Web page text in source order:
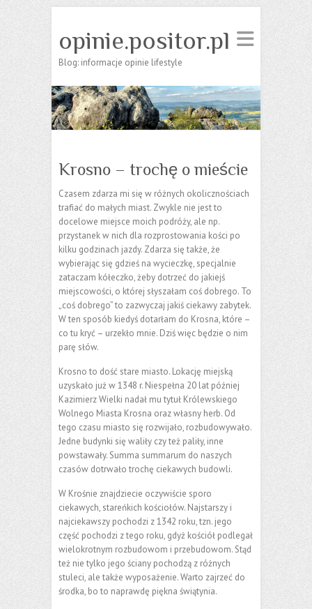
opinie.positor.pl
Blog: informacje opinie lifestyle
Krosno – trochę o mieście
Czasem zdarza mi się w różnych okolicznościach
trafiać do małych miast. Zwykle nie jest to
docelowe miejsce moich podróży, ale np.
przystanek w nich dla rozprostowania kości po
kilku godzinach jazdy. Zdarza się także, że
wybierając się gdzieś na wycieczkę, specjalnie
zataczam kółeczko, żeby dotrzeć do jakiejś
miejscowości, o której słyszałam coś dobrego. To
„coś dobrego” to zazwyczaj jakiś ciekawy zabytek.
W ten sposób kiedyś dotarłam do Krosna, które –
co tu kryć – urzekło mnie. Dziś więc będzie o nim
parę słów.
Krosno to dość stare miasto. Lokację miejską
uzyskało już w 1348 r. Niespełna 20 lat później
Kazimierz Wielki nadał mu tytuł Królewskiego
Wolnego Miasta Krosna oraz własny herb. Od
tego czasu miasto się rozwijało, rozbudowywało.
Jedne budynki się waliły czy też paliły, inne
powstawały. Summa summarum do naszych
czasów dotrwało trochę ciekawych budowli.
W Krośnie znajdziecie oczywiście sporo
ciekawych, stareńkich kościołów. Najstarszy i
najciekawszy pochodzi z 1342 roku, tzn. jego
część pochodzi z tego roku, gdyż kościół podlegał
wielokrotnym rozbudowom i przebudowom. Stąd
też nie tylko jego ściany pochodzą z różnych
stuleci, ale także wyposażenie. Warto zajrzeć do
środka, bo to naprawdę piękna świątynia.